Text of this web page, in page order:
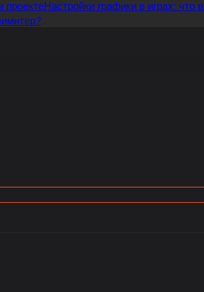
проектеНастройки графики в играх: что